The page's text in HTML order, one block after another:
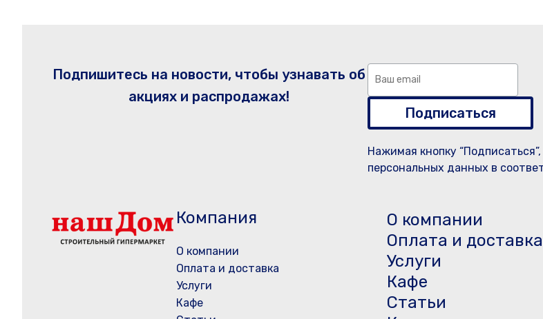
Подпишитесь на новости, чтобы узнавать об
акциях и распродажах!
Подписаться
Нажимая кнопку
персональных данных в
Компания
О компании
Оплата и доставка
Услуги
Кафе
О компании
Оплата и доставка
Услуги
Кафе
Статьи